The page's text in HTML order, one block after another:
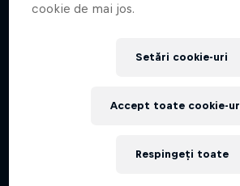
Bang on Time
cu wingsuit și schi.
cookie de mai jos.
Setări cookie-uri
Respingeți toate
Accept toate cookie-